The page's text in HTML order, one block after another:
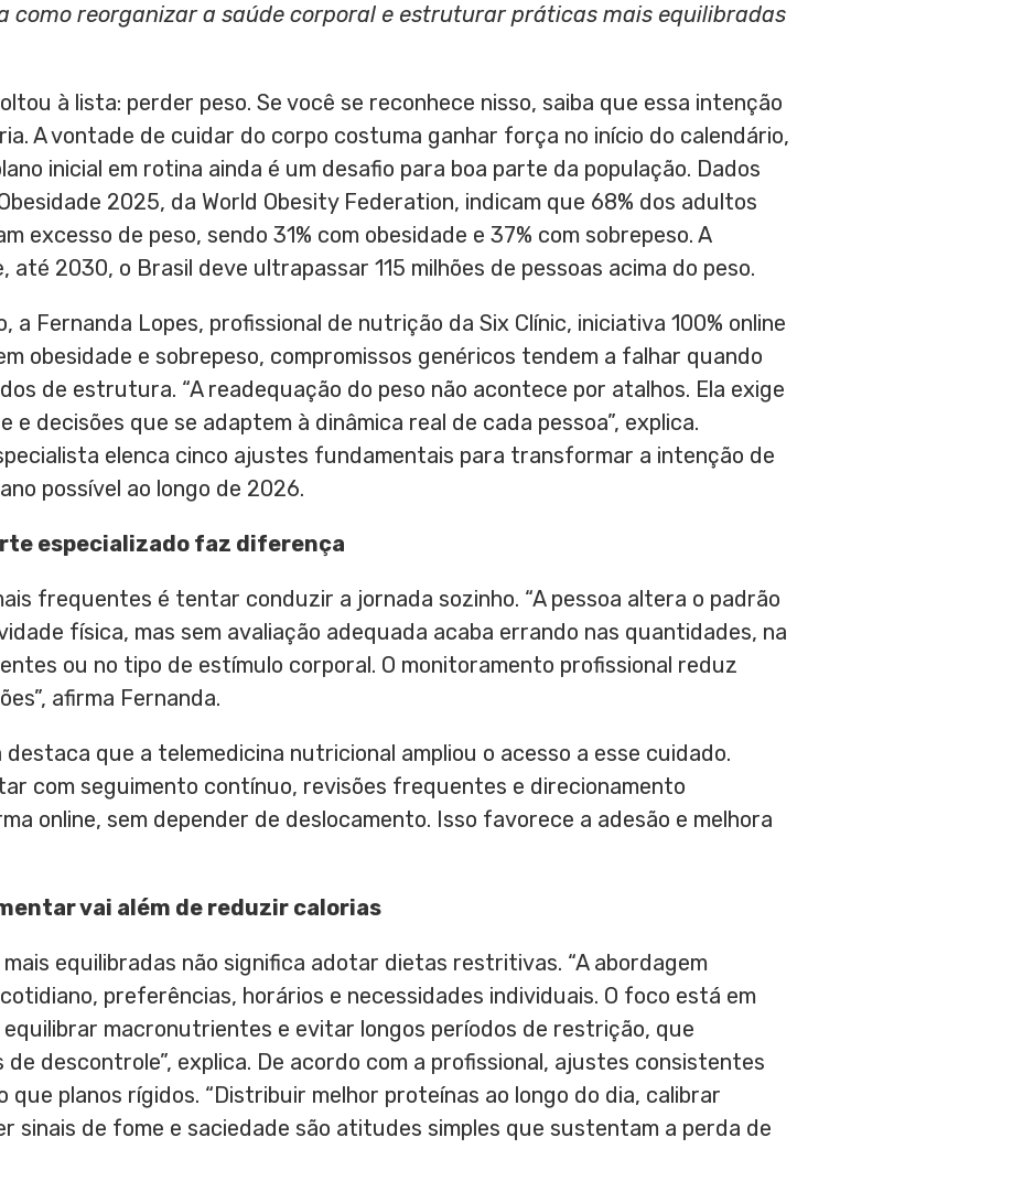
como reorganizar a saúde corporal e estruturar práticas mais equilibradas
à lista: perder peso. Se você se reconhece nisso, saiba que essa intenção
A vontade de cuidar do corpo costuma ganhar força no início do calendário,
inicial em rotina ainda é um desafio para boa parte da população. Dados
2025, da World Obesity Federation, indicam que 68% dos adultos
excesso de peso, sendo 31% com obesidade e 37% com sobrepeso. A
até 2030, o Brasil deve ultrapassar 115 milhões de pessoas acima do peso.
a Fernanda Lopes, profissional de nutrição da Six Clínic, iniciativa 100% online
obesidade e sobrepeso, compromissos genéricos tendem a falhar quando
de estrutura. “A readequação do peso não acontece por atalhos. Ela exige
e decisões que se adaptem à dinâmica real de cada pessoa”, explica.
elenca cinco ajustes fundamentais para transformar a intenção de
possível ao longo de 2026.
especializado faz diferença
frequentes é tentar conduzir a jornada sozinho. “A pessoa altera o padrão
física, mas sem avaliação adequada acaba errando nas quantidades, na
ou no tipo de estímulo corporal. O monitoramento profissional reduz
afirma Fernanda.
que a telemedicina nutricional ampliou o acesso a esse cuidado.
com seguimento contínuo, revisões frequentes e direcionamento
online, sem depender de deslocamento. Isso favorece a adesão e melhora
vai além de reduzir calorias
equilibradas não significa adotar dietas restritivas. “A abordagem
preferências, horários e necessidades individuais. O foco está em
macronutrientes e evitar longos períodos de restrição, que
descontrole”, explica. De acordo com a profissional, ajustes consistentes
que planos rígidos. “Distribuir melhor proteínas ao longo do dia, calibrar
sinais de fome e saciedade são atitudes simples que sustentam a perda de